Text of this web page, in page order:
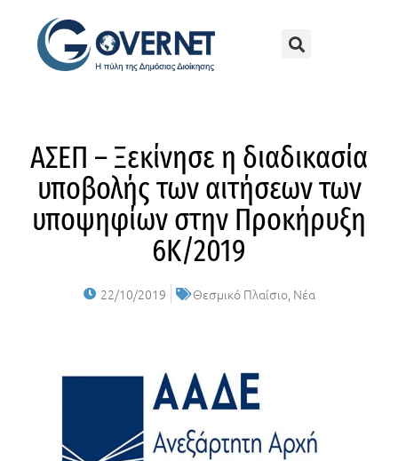
ΑΣΕΠ – Ξεκίνησε η διαδικασία
υποβολής των αιτήσεων των
υποψηφίων στην Προκήρυξη
6Κ/2019
22/10/2019 Θεσμικό Πλαίσιο, Νέα